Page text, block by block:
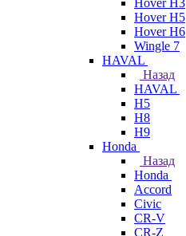
Hover H3
Hover H5
Hover H6
Wingle 7
HAVAL
Назад
HAVAL
H5
H8
H9
Honda
Назад
Honda
Accord
Civic
CR-V
CR-Z